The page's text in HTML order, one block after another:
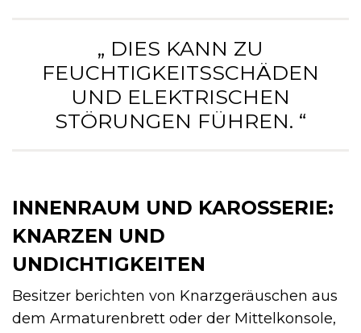
„ DIES KANN ZU
FEUCHTIGKEITSSCHÄDEN
UND ELEKTRISCHEN
STÖRUNGEN FÜHREN. “
INNENRAUM UND KAROSSERIE:
KNARZEN UND
UNDICHTIGKEITEN
Besitzer berichten von Knarzgeräuschen aus
dem Armaturenbrett oder der Mittelkonsole,